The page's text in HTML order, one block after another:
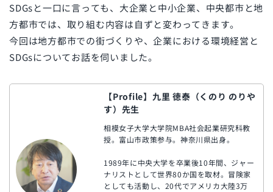
SDGsと一口に言っても、大企業と中小企業、中央都市と地
方都市では、取り組む内容は自ずと変わってきます。
今回は地方都市での街づくりや、企業における環境経営と
SDGsについてお話を伺いました。
【Profile】九里 徳泰（くのり のりや
す）先生
相模女子大学大学院MBA社会起業研究科教
授。富山市政策参与。神奈川県出身。
1989年に中央大学を卒業後10年間、ジャー
ナリストとして世界80か国を取材。冒険家
としても活動し、20代でアメリカ大陸3万